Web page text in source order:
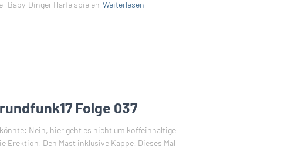
Baby-Dinger Harfe spielen Weiterlesen
Folge 037
Nein, hier geht es nicht um koffeinhaltige
Erektion. Den Mast inklusive Kappe. Dieses Mal